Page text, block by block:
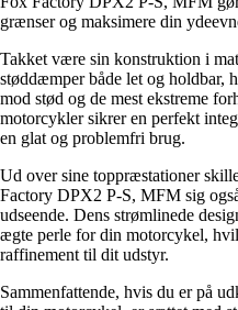
grænser og maksimere din
Takket være sin konstruktion i
støddæmper både let og holdbar,
mod stød og de mest ekstreme
motorcykler sikrer en perfekt
en glat og problemfri brug.
Ud over sine toppræstationer
Factory DPX2 P-S, MFM sig
udseende. Dens strømlinede
ægte perle for din motorcykel,
raffinement til dit udstyr.
Sammenfattende, hvis du er på